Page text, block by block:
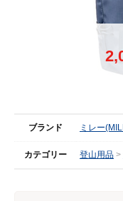
ブランド ミレー
カテゴリー 登山用品